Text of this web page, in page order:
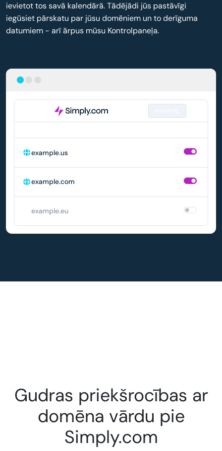
example.us
example.com
example.eu
ievietot tos savā kalendārā. Tādējādi jūs pastāvīgi
iegūsiet pārskatu par jūsu domēniem un to derīguma
datumiem - arī ārpus mūsu Kontrolpaneļa.
Gudras priekšrocības ar
domēna vārdu pie
Simply.com